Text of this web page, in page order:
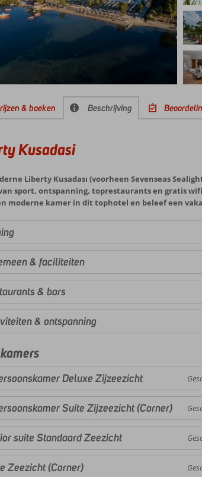
& boeken Beschrijving
Kusadasi
Liberty Kusadası (voorheen Sevenseas
sport, ontspanning, toprestaurants en gratis
moderne kamer in dit tophotel en beleef een
& faciliteiten
& bars
& ontspanning
Deluxe Zijzeezicht
Suite Zijzeezicht (Corner)
suite Standaard Zeezicht
Zeezicht (Corner)